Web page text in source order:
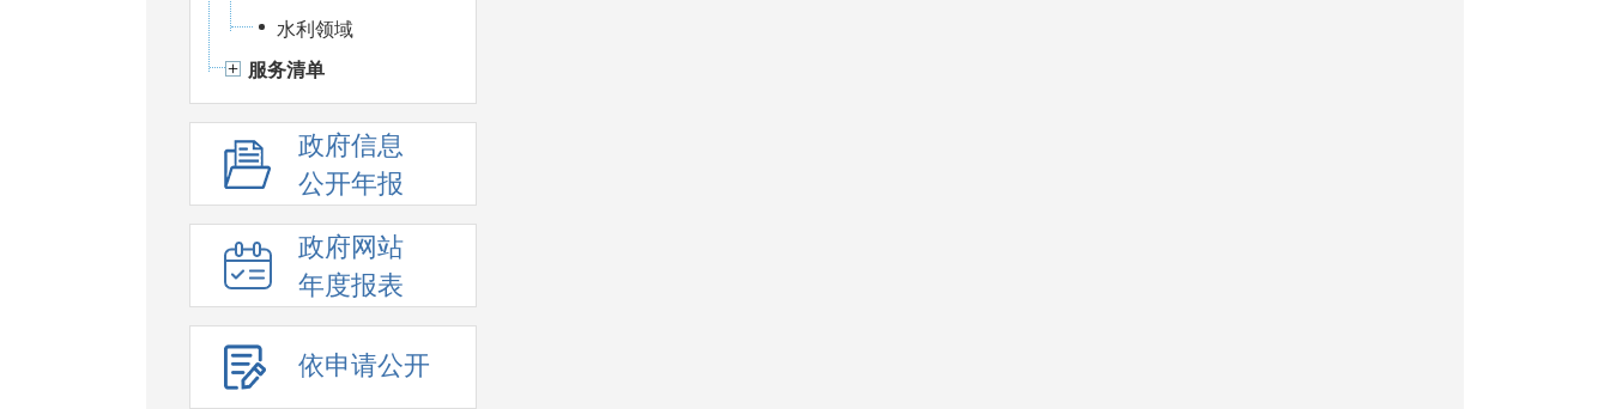
水利领域
服务清单
政府信息
公开年报
政府网站
年度报表
依申请公开